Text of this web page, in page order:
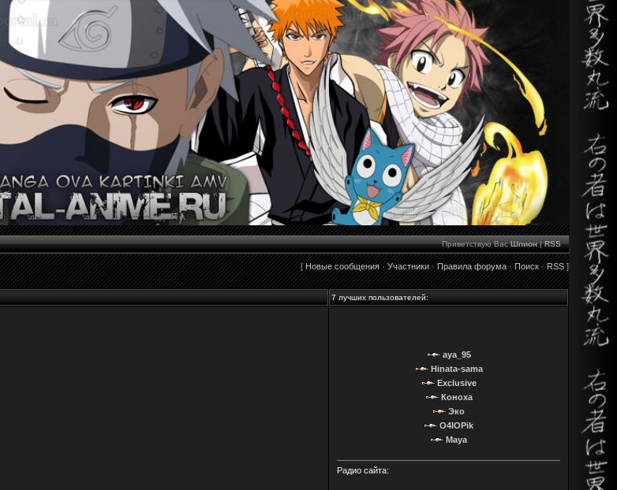
Приветствую Вас Шпион|RSS
[Новые сообщения·Участники·Правила форума·Поиск·RSS]
7 лучших пользователей:
aya_95
Hinata-sama
Exclusive
Коноха
Эко
O4IOPik
Maya
Радио сайта: